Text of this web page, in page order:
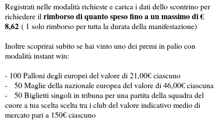
Registrati nelle modalità richieste e carica i dati dello scontrino per
richiedere il rimborso di quanto speso fino a un massimo di €
8,62 ( 1 solo rimborso per tutta la durata della manifestazione)
Inoltre scoprirai subito se hai vinto uno dei premi in palio con
modalità instant win:
- 100 Palloni degli europei del valore di 21,00€ ciascuno
- 50 Maglie della nazionale europea del valore di 46,00€ ciascuna
- 50 Biglietti singoli in tribuna per una partita della squadra del
cuore a tua scelta scelta tra i club del valore indicativo medio di
mercato pari a 150€ ciascuno